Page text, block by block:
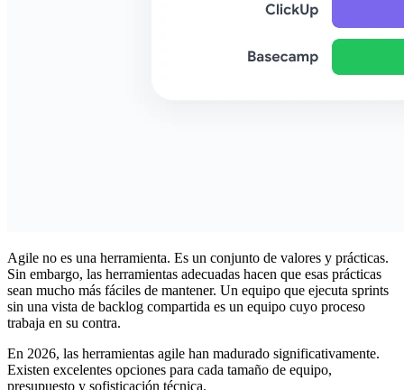
Agile no es una herramienta. Es un conjunto de valores y prácticas.
Sin embargo, las herramientas adecuadas hacen que esas prácticas
sean mucho más fáciles de mantener. Un equipo que ejecuta sprints
sin una vista de backlog compartida es un equipo cuyo proceso
trabaja en su contra.
En 2026, las herramientas agile han madurado significativamente.
Existen excelentes opciones para cada tamaño de equipo,
presupuesto y sofisticación técnica.